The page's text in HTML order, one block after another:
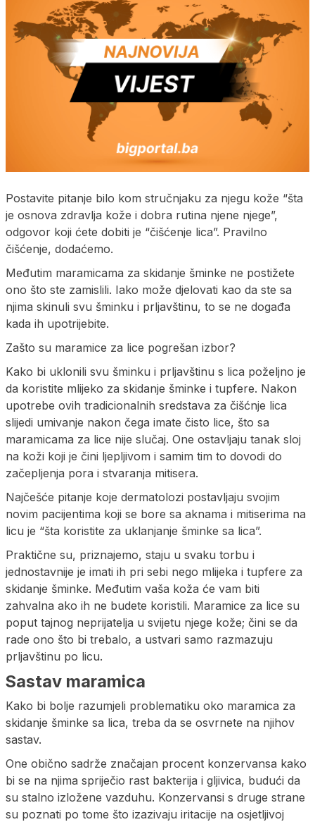
Postavite pitanje bilo kom stručnjaku za njegu kože “šta
je osnova zdravlja kože i dobra rutina njene njege”,
odgovor koji ćete dobiti je “čišćenje lica”. Pravilno
čišćenje, dodaćemo.
Međutim maramicama za skidanje šminke ne postižete
ono što ste zamislili. Iako može djelovati kao da ste sa
njima skinuli svu šminku i prljavštinu, to se ne događa
kada ih upotrijebite.
Zašto su maramice za lice pogrešan izbor?
Kako bi uklonili svu šminku i prljavštinu s lica poželjno je
da koristite mlijeko za skidanje šminke i tupfere. Nakon
upotrebe ovih tradicionalnih sredstava za čišćnje lica
slijedi umivanje nakon čega imate čisto lice, što sa
maramicama za lice nije slučaj. One ostavljaju tanak sloj
na koži koji je čini ljepljivom i samim tim to dovodi do
začepljenja pora i stvaranja mitisera.
Najčešće pitanje koje dermatolozi postavljaju svojim
novim pacijentima koji se bore sa aknama i mitiserima na
licu je “šta koristite za uklanjanje šminke sa lica”.
Praktične su, priznajemo, staju u svaku torbu i
jednostavnije je imati ih pri sebi nego mlijeka i tupfere za
skidanje šminke. Međutim vaša koža će vam biti
zahvalna ako ih ne budete koristili. Maramice za lice su
poput tajnog neprijatelja u svijetu njege kože; čini se da
rade ono što bi trebalo, a ustvari samo razmazuju
prljavštinu po licu.
Sastav maramica
Kako bi bolje razumjeli problematiku oko maramica za
skidanje šminke sa lica, treba da se osvrnete na njihov
sastav.
One obično sadrže značajan procent konzervansa kako
bi se na njima spriječio rast bakterija i gljivica, budući da
su stalno izložene vazduhu. Konzervansi s druge strane
su poznati po tome što izazivaju iritacije na osjetljivoj